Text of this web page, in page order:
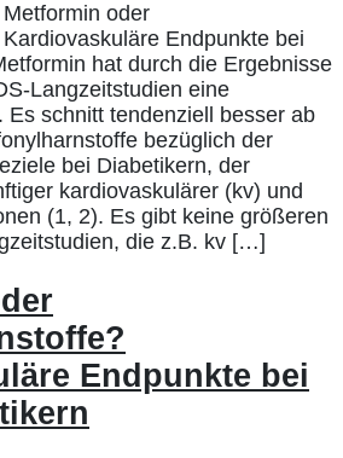
oder
Endpunkte bei
hat durch die Ergebnisse
Langzeitstudien eine
Es schnitt tendenziell besser ab
bezüglich der
bei Diabetikern, der
kardiovaskulärer (kv) und
(1, 2). Es gibt keine größeren
die z.B. kv […]
Endpunkte bei